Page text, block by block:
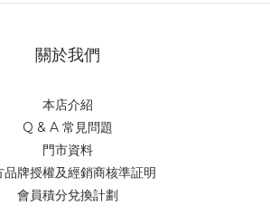
關於我們
本店介紹
Q & A 常見問題
門市資料
品牌授權及經銷商核準証明
會員積分兌換計劃